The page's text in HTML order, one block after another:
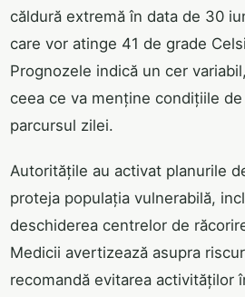
căldură extremă în data de 30
care vor atinge 41 de grade
Prognozele indică un cer
ceea ce va menține condițiile
parcursul zilei.
Autoritățile au activat planurile
proteja populația vulnerabilă,
deschiderea centrelor de
Medicii avertizează asupra
recomandă evitarea activităților